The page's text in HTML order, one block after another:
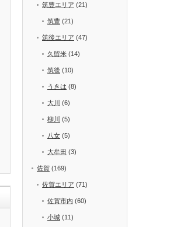
筑豊エリア (21)
筑豊 (21)
筑後エリア (47)
久留米 (14)
筑後 (10)
うきは (8)
大川 (6)
柳川 (5)
八女 (5)
大牟田 (3)
佐賀 (169)
佐賀エリア (71)
佐賀市内 (60)
小城 (11)